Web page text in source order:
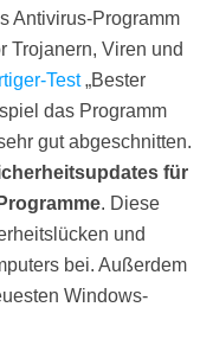
Antivirus-Programm
Trojanern, Viren und
Test„Bester
das Programm
gut abgeschnitten.
für
. Diese
und
bei. Außerdem
Windows-